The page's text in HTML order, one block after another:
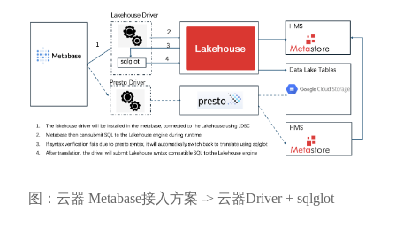
图：云器 Metabase接入方案 -> 云器Driver + sqlglot